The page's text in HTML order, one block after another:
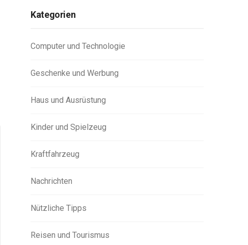
Kategorien
Computer und Technologie
Geschenke und Werbung
Haus und Ausrüstung
Kinder und Spielzeug
Kraftfahrzeug
Nachrichten
Nützliche Tipps
Reisen und Tourismus